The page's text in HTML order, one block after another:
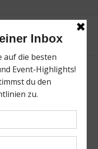
Versuche es mal mit